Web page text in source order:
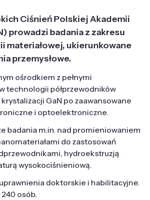
Ciśnień Polskiej Akademii
prowadzi badania z zakresu
materiałowej, ukierunkowane
przemysłowe.
ośrodkiem z pełnymi
technologii półprzewodników
GaN po zaawansowane
i optoelektroniczne.
badania m.in. nad promieniowaniem
do zastosowań
hydroekstruzją
wysokociśnieniową.
doktorskie i habilitacyjne.
osób.